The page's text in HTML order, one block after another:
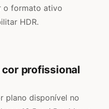
o formato ativo
HDR.
cor profissional
plano disponível no